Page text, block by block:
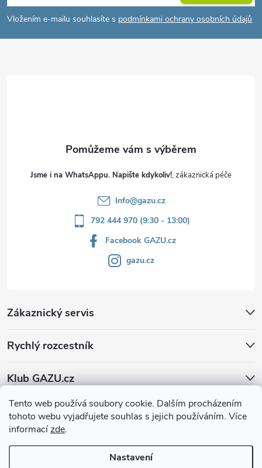
Tento web používá soubory cookie. Dalším procházením
tohoto webu vyjadřujete souhlas s jejich používáním. Více
informacízde.
Nastavení
p
a
Vložením e-mailu souhlasíte s podmínkami ochrany osobních údajů
Jsme i na WhatsAppu. Napište kdykoliv!
Info@gazu.cz
792 444 970 (9:30 - 13:00)
Facebook GAZU.cz
gazu.cz
Zákaznický servis
Rychlý rozcestník
Klub GAZU.cz